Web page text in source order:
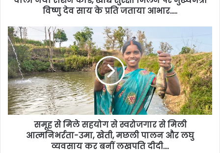
विष्णु देव साय के प्रति जताया आभार…..
समूह से मिले सहयोग से स्वरोजगार से मिली
आत्मनिभर्रता-उमा, खेती, मछली पालन और लघु
व्यवसाय कर बनीं लखपति दीदी….